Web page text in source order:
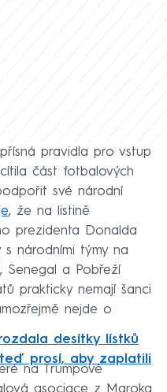
pravidla pro vstup
část fotbalových
své národní
, že na listině
prezidenta Donalda
národními týmy na
Senegal a Pobřeží
prakticky nemají šanci
nejde o
desítky lístků
prosí, aby zaplatili
na Trumpově
asociace z Maroka